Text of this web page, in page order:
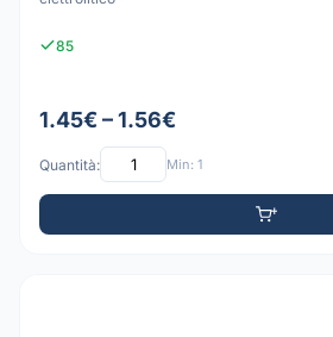
85
1.45€ – 1.56€
Quantità: Min: 1